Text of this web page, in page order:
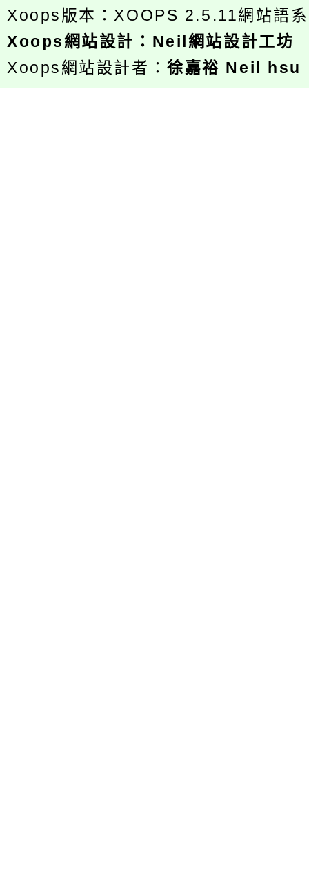
Xoops版本： XOOPS 2.5.11網站語
Xoops網站設計 ： Neil網站設計工坊
Xoops網站設計者：徐嘉裕 Neil hsu